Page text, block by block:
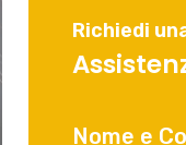
Richiedi